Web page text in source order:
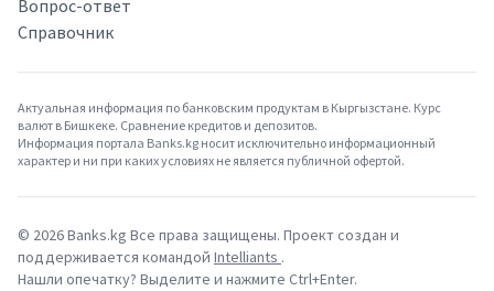
Вопрос-ответ
Справочник
Актуальная информация по банковским продуктам в Кыргызстане. Курс
валют в Бишкеке. Сравнение кредитов и депозитов.
Информация портала Banks.kg носит исключительно информационный
характер и ни при каких условиях не является публичной офертой.
© 2026Banks.kg Все права защищены. Проект создан и
поддерживается командой Intelliants .
Нашли опечатку? Выделите и нажмите Ctrl+Enter.